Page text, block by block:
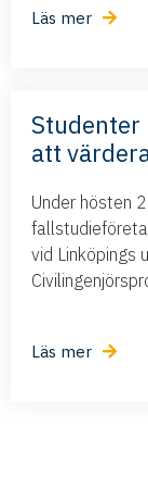
Läs mer
Studenter
att
Under hösten
vid Linköpings
Läs mer